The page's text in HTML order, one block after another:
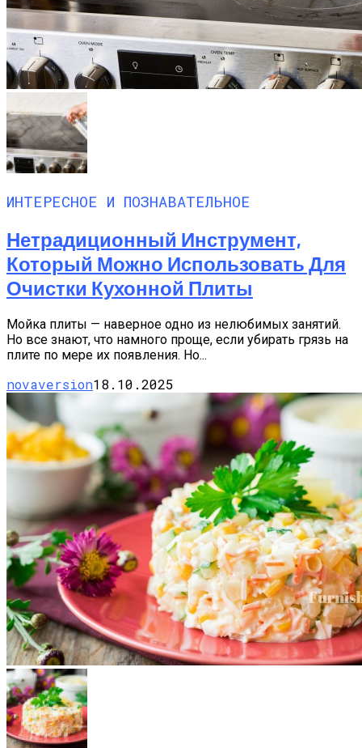
ИНТЕРЕСНОЕ И ПОЗНАВАТЕЛЬНОЕ
Нетрадиционный Инструмент,
Который Можно Использовать Для
Очистки Кухонной Плиты
Мойка плиты — наверное одно из нелюбимых занятий.
Но все знают, что намного проще, если убирать грязь на
плите по мере их появления. Но...
novaversion18.10.2025